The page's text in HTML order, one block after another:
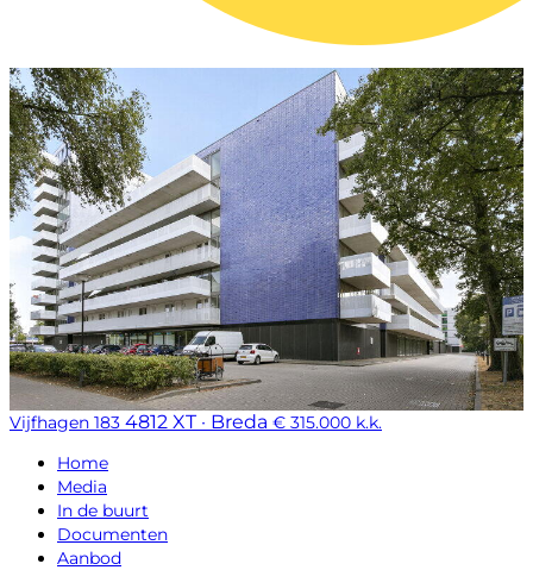
Vijfhagen 183 4812 XT · Breda € 315.000 k.k.
Home
Media
In de buurt
Documenten
Aanbod